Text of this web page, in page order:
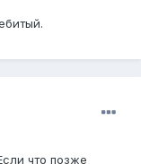
что позже